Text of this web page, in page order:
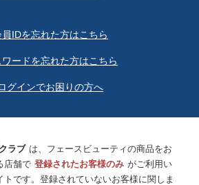
ラブ は、フェースビューティの商品をお
店舗で 登録されたお客様のみ がご利用い
トです。登録されていないお客様に関しま
員IDを忘れた方はこちら
ードを忘れた方はこちら
グインでお困りの方へ